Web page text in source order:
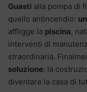
Guasti alla pompa di
quello antincendio:
affligge la piscina,
interventi di
straordinaria.
soluzione: la
diventare la casa di